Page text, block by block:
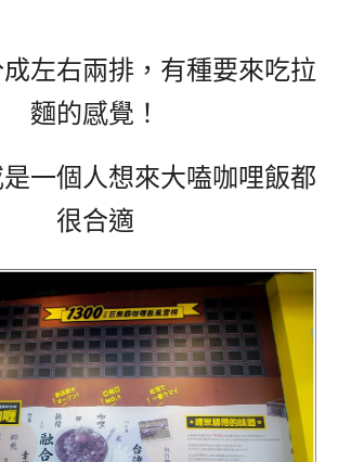
左右兩排，有種要來吃拉
麵的感覺！
一個人想來大嗑咖哩飯都
很合適